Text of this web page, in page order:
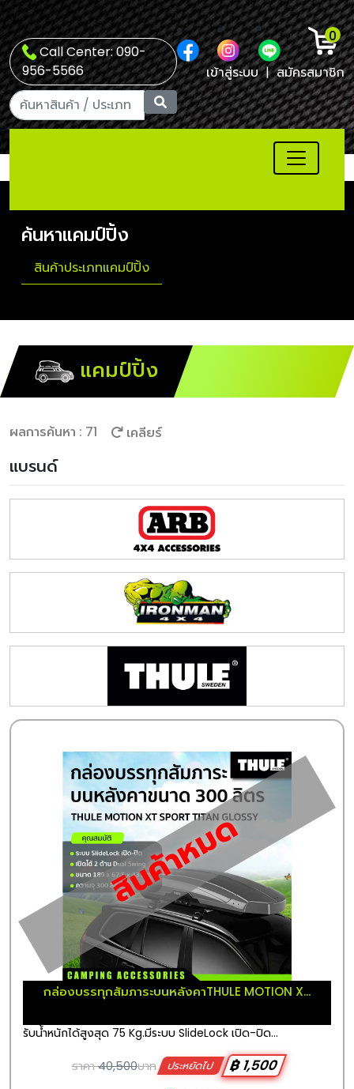
Call Center: 090-
956-5566
0
เข้าสู่ระบบ | สมัครสมาชิก
ค้นหาแคมป์ปิ้ง
สินค้าประเภทแคมป์ปิ้ง
แคมป์ปิ้ง
ผลการค้นหา : 71 เคลียร์
แบรนด์
สินค้าหมด
กล่องบรรทุกสัมภาระบนหลังคาTHULE MOTION X...
รับน้ำหนักได้สูงสุด 75 Kg.มีระบบ SlideLock เปิด-ปิด...
ราคา40,500บาท ประหยัดไป
฿ 1,500